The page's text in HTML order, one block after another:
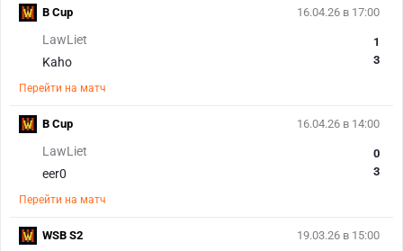
16.04.26 в 17:00
LawLiet
Kaho
1
3
Перейти на матч
B Cup
16.04.26 в 14:00
LawLiet
eer0
0
3
Перейти на матч
B Cup
19.03.26 в 15:00
WSB S2